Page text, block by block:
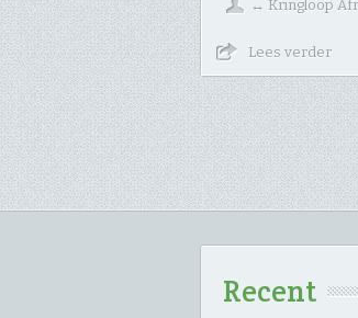
↔ Kringloop
Lees verder
Recent